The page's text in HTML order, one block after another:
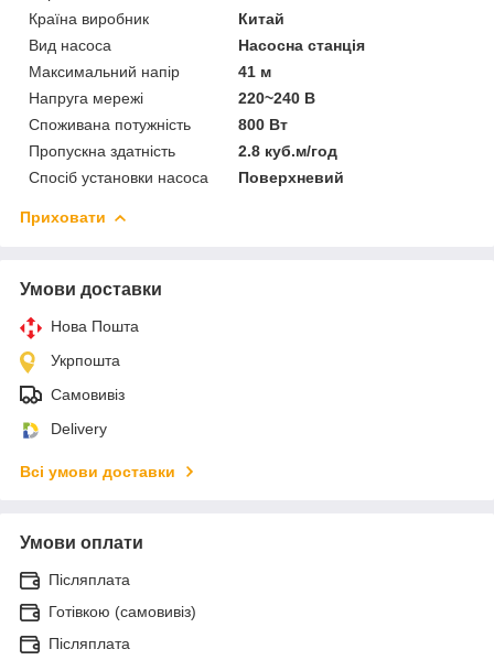
Країна виробник
Китай
Вид насоса
Насосна станція
Максимальний напір
41 м
Напруга мережі
220~240 В
Споживана потужність
800 Вт
Пропускна здатність
2.8 куб.м/год
Спосіб установки насоса
Поверхневий
Приховати
Умови доставки
Нова Пошта
Укрпошта
Самовивіз
Delivery
Всі умови доставки
Умови оплати
Післяплата
Готівкою (самовивіз)
Післяплата